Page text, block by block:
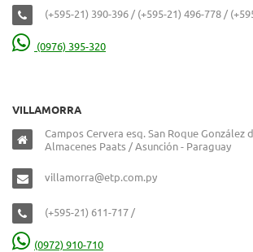
(+595-21) 390-396 / (+595-21) 496-778 /
(0976) 395-320
VILLAMORRA
Campos Cervera esq. San Roque González
Almacenes Paats / Asunción - Paraguay
villamorra@etp.com.py
(+595-21) 611-717 /
(0972) 910-710